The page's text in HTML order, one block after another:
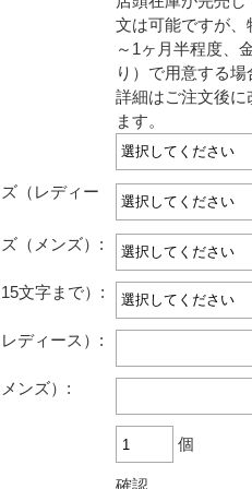
ホームページ
文は可能ですが、
～1ヶ月半程度、
り）で用意する場
詳細はご注文後に
ます。
（レディー
（メンズ）:
文字まで）:
ディース）:
ンズ）:
個
確認